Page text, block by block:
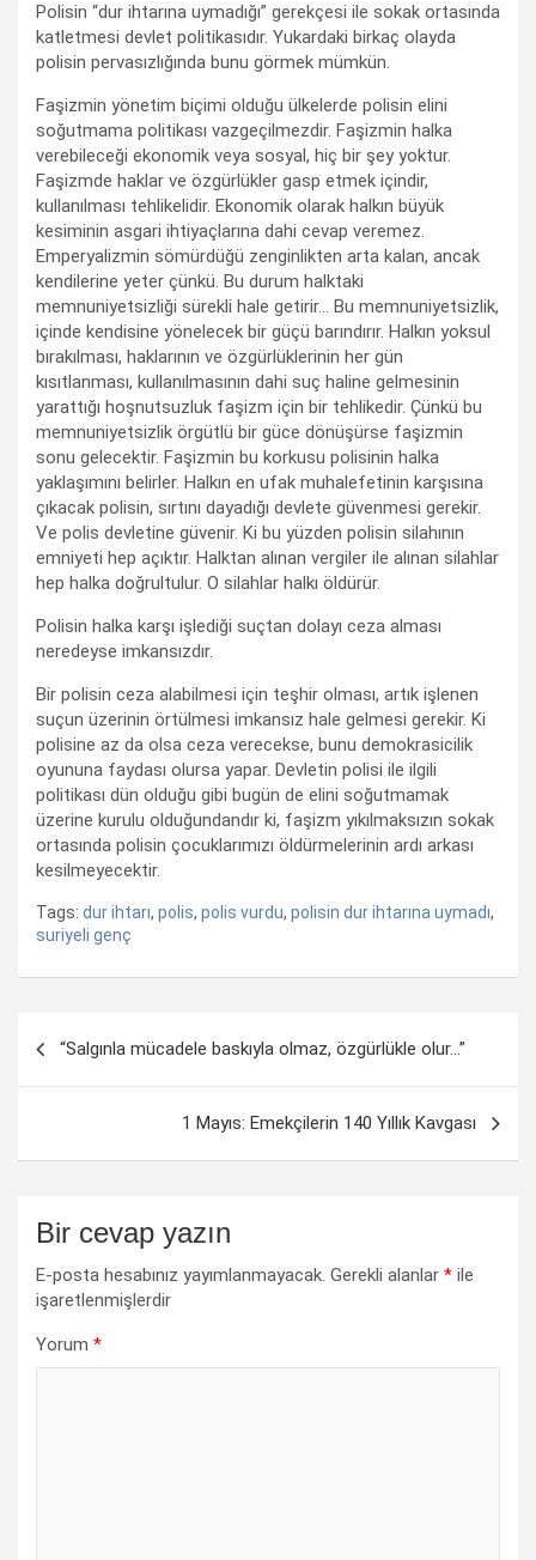
Polisin “dur ihtarına uymadığı” gerekçesi ile sokak ortasında
katletmesi devlet politikasıdır. Yukardaki birkaç olayda
polisin pervasızlığında bunu görmek mümkün.
Faşizmin yönetim biçimi olduğu ülkelerde polisin elini
soğutmama politikası vazgeçilmezdir. Faşizmin halka
verebileceği ekonomik veya sosyal, hiç bir şey yoktur.
Faşizmde haklar ve özgürlükler gasp etmek içindir,
kullanılması tehlikelidir. Ekonomik olarak halkın büyük
kesiminin asgari ihtiyaçlarına dahi cevap veremez.
Emperyalizmin sömürdüğü zenginlikten arta kalan, ancak
kendilerine yeter çünkü. Bu durum halktaki
memnuniyetsizliği sürekli hale getirir… Bu memnuniyetsizlik,
içinde kendisine yönelecek bir güçü barındırır. Halkın yoksul
bırakılması, haklarının ve özgürlüklerinin her gün
kısıtlanması, kullanılmasının dahi suç haline gelmesinin
yarattığı hoşnutsuzluk faşizm için bir tehlikedir. Çünkü bu
memnuniyetsizlik örgütlü bir güce dönüşürse faşizmin
sonu gelecektir. Faşizmin bu korkusu polisinin halka
yaklaşımını belirler. Halkın en ufak muhalefetinin karşısına
çıkacak polisin, sırtını dayadığı devlete güvenmesi gerekir.
Ve polis devletine güvenir. Ki bu yüzden polisin silahının
emniyeti hep açıktır. Halktan alınan vergiler ile alınan silahlar
hep halka doğrultulur. O silahlar halkı öldürür.
Polisin halka karşı işlediği suçtan dolayı ceza alması
neredeyse imkansızdır.
Bir polisin ceza alabilmesi için teşhir olması, artık işlenen
suçun üzerinin örtülmesi imkansız hale gelmesi gerekir. Ki
polisine az da olsa ceza verecekse, bunu demokrasicilik
oyununa faydası olursa yapar. Devletin polisi ile ilgili
politikası dün olduğu gibi bugün de elini soğutmamak
üzerine kurulu olduğundandır ki, faşizm yıkılmaksızın sokak
ortasında polisin çocuklarımızı öldürmelerinin ardı arkası
kesilmeyecektir.
Tags: dur ihtarı, polis, polis vurdu, polisin dur ihtarına uymadı,
suriyeli genç
dolaşımı
“Salgınla mücadele baskıyla olmaz, özgürlükle olur…”
1 Mayıs: Emekçilerin 140 Yıllık Kavgası
Bir cevap yazın
E-posta hesabınız yayımlanmayacak. Gerekli alanlar * ile
işaretlenmişlerdir
Yorum *